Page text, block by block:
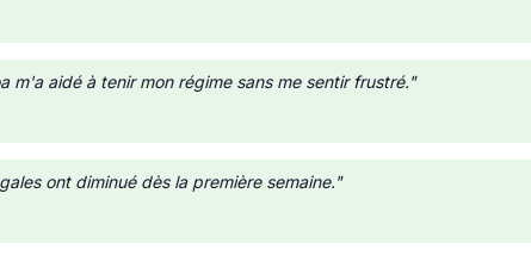
m'a aidé à tenir mon régime sans me sentir frustré."
ont diminué dès la première semaine."